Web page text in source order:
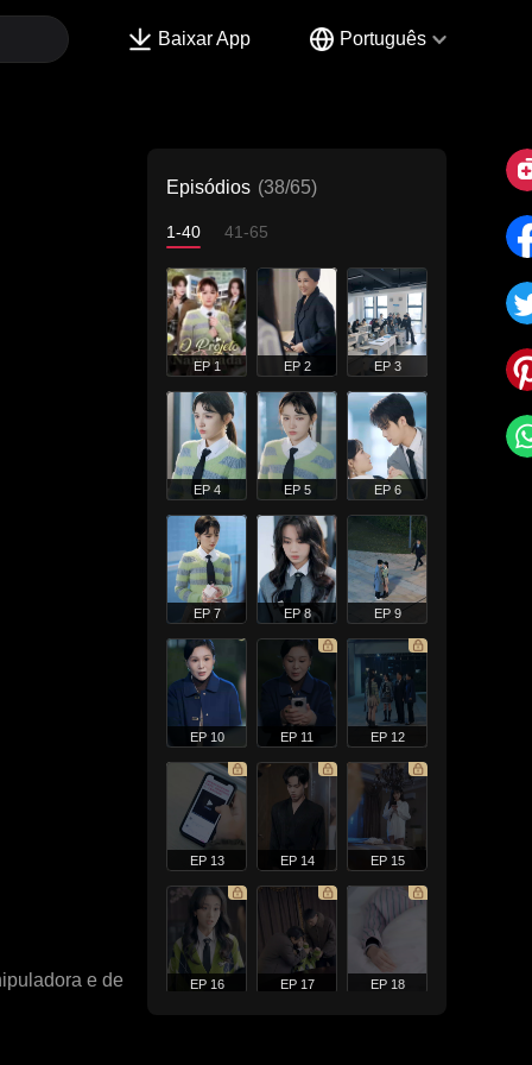
Baixar App Português
e de
Episódios (38/65)
1-40 41-65
EP 1 EP 2 EP 3
EP 4 EP 5 EP 6
EP 7 EP 8 EP 9
EP 10 EP 11 EP 12
EP 13 EP 14 EP 15
EP 16 EP 17 EP 18